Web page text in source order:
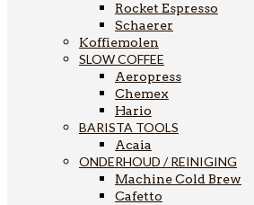
Rocket Espresso
Schaerer
Koffiemolen
SLOW COFFEE
Aeropress
Chemex
Hario
BARISTA TOOLS
Acaia
ONDERHOUD / REINIGING
Machine Cold Brew
Cafetto